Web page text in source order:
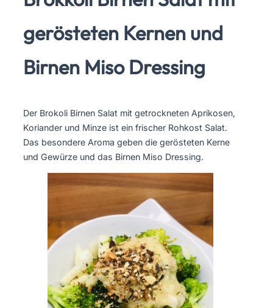
gerösteten Kernen und
Birnen Miso Dressing
Der Brokoli Birnen Salat mit getrockneten Aprikosen,
Koriander und Minze ist ein frischer Rohkost Salat.
Das besondere Aroma geben die gerösteten Kerne
und Gewürze und das Birnen Miso Dressing.